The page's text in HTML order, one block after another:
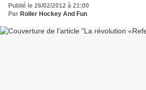
Publié le 26/02/2012 à 21:00
Par Roller Hockey And Fun